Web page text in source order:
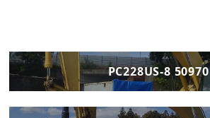
PC228US-8 50970